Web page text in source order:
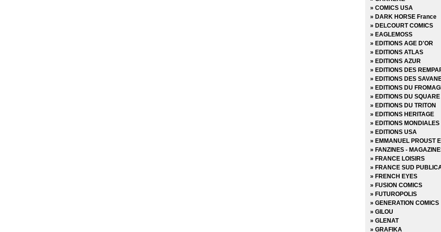
» COMICS USA
» DARK HORSE France
» DELCOURT COMICS
» EAGLEMOSS
» EDITIONS AGE D'OR
» EDITIONS ATLAS
» EDITIONS AZUR
» EDITIONS DES
» EDITIONS DES
» EDITIONS DU
» EDITIONS DU SQUARE
» EDITIONS DU TRITON
» EDITIONS HERITAGE
» EDITIONS MONDIALES
» EDITIONS USA
» EMMANUEL PROUST
» FANZINES -
» FRANCE LOISIRS
» FRANCE SUD
» FRENCH EYES
» FUSION COMICS
» FUTUROPOLIS
» GENERATION COMICS
» GILOU
» GLENAT
» GRAFIKA